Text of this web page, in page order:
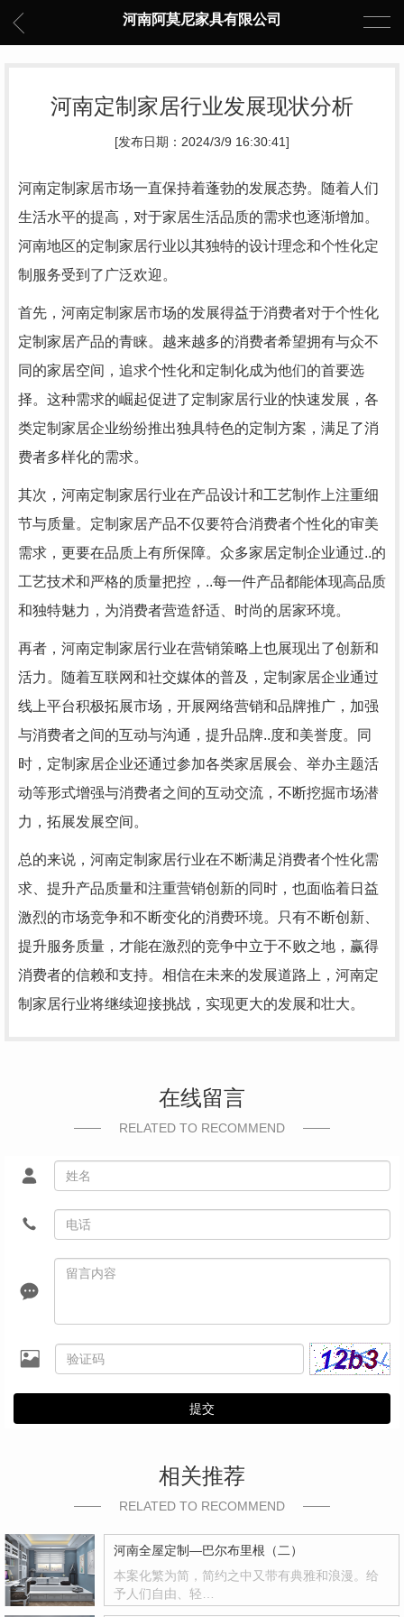
河南阿莫尼家具有限公司
河南定制家居行业发展现状分析
[发布日期：2024/3/9 16:30:41]
河南定制家居市场一直保持着蓬勃的发展态势。随着人们
生活水平的提高，对于家居生活品质的需求也逐渐增加。
河南地区的定制家居行业以其独特的设计理念和个性化定
制服务受到了广泛欢迎。
首先，河南定制家居市场的发展得益于消费者对于个性化
定制家居产品的青睐。越来越多的消费者希望拥有与众不
同的家居空间，追求个性化和定制化成为他们的首要选
择。这种需求的崛起促进了定制家居行业的快速发展，各
类定制家居企业纷纷推出独具特色的定制方案，满足了消
费者多样化的需求。
其次，河南定制家居行业在产品设计和工艺制作上注重细
节与质量。定制家居产品不仅要符合消费者个性化的审美
需求，更要在品质上有所保障。众多家居定制企业通过..的
工艺技术和严格的质量把控，..每一件产品都能体现高品质
和独特魅力，为消费者营造舒适、时尚的居家环境。
再者，河南定制家居行业在营销策略上也展现出了创新和
活力。随着互联网和社交媒体的普及，定制家居企业通过
线上平台积极拓展市场，开展网络营销和品牌推广，加强
与消费者之间的互动与沟通，提升品牌..度和美誉度。同
时，定制家居企业还通过参加各类家居展会、举办主题活
动等形式增强与消费者之间的互动交流，不断挖掘市场潜
力，拓展发展空间。
总的来说，河南定制家居行业在不断满足消费者个性化需
求、提升产品质量和注重营销创新的同时，也面临着日益
激烈的市场竞争和不断变化的消费环境。只有不断创新、
提升服务质量，才能在激烈的竞争中立于不败之地，赢得
消费者的信赖和支持。相信在未来的发展道路上，河南定
制家居行业将继续迎接挑战，实现更大的发展和壮大。
在线留言
RELATED TO RECOMMEND
提交
相关推荐
RELATED TO RECOMMEND
河南全屋定制—巴尔布里根（二）
本案化繁为简，简约之中又带有典雅和浪漫。给
予人们自由、轻…